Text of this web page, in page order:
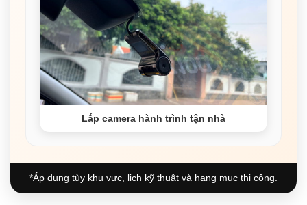
Lắp camera hành trình tận nhà
*Áp dụng tùy khu vực, lịch kỹ thuật và hạng mục thi công.